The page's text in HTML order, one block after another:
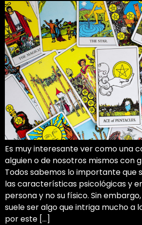
Es muy interesante ver como una
alguien o de nosotros mismos con
Todos sabemos lo importante que
las características psicológicas y
persona y no su físico. Sin
suele ser algo que intriga mucho a
por este […]